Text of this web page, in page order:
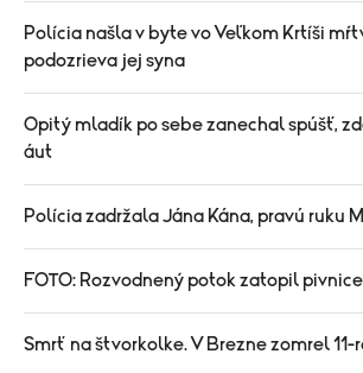
Polícia našla v byte vo Veľkom Krtíši
podozrieva jej syna
Opitý mladík po sebe zanechal spúšť,
áut
Polícia zadržala Jána Kána, pravú ruku
FOTO: Rozvodnený potok zatopil
Smrť na štvorkolke. V Brezne zomrel 11-